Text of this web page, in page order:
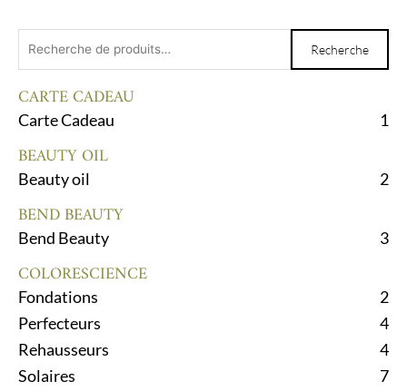
Recherche
pour :
Recherche
CARTE CADEAU
Carte Cadeau 1
BEAUTY OIL
Beauty oil 2
BEND BEAUTY
Bend Beauty 3
COLORESCIENCE
Fondations
2
Perfecteurs
4
Rehausseurs
4
Solaires
7